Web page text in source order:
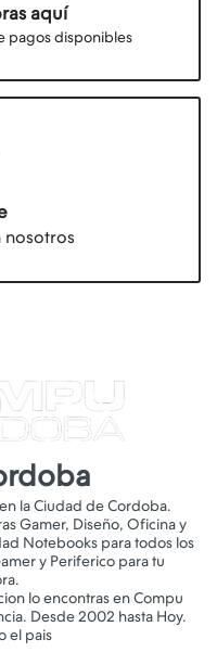
aquí
pagos disponibles
nosotros
la Ciudad de Cordoba.
Gamer, Diseño, Oficina y
Notebooks para todos los
y Periferico para tu
lo encontras en Compu
Desde 2002 hasta Hoy.
Enviamos a todo el pais